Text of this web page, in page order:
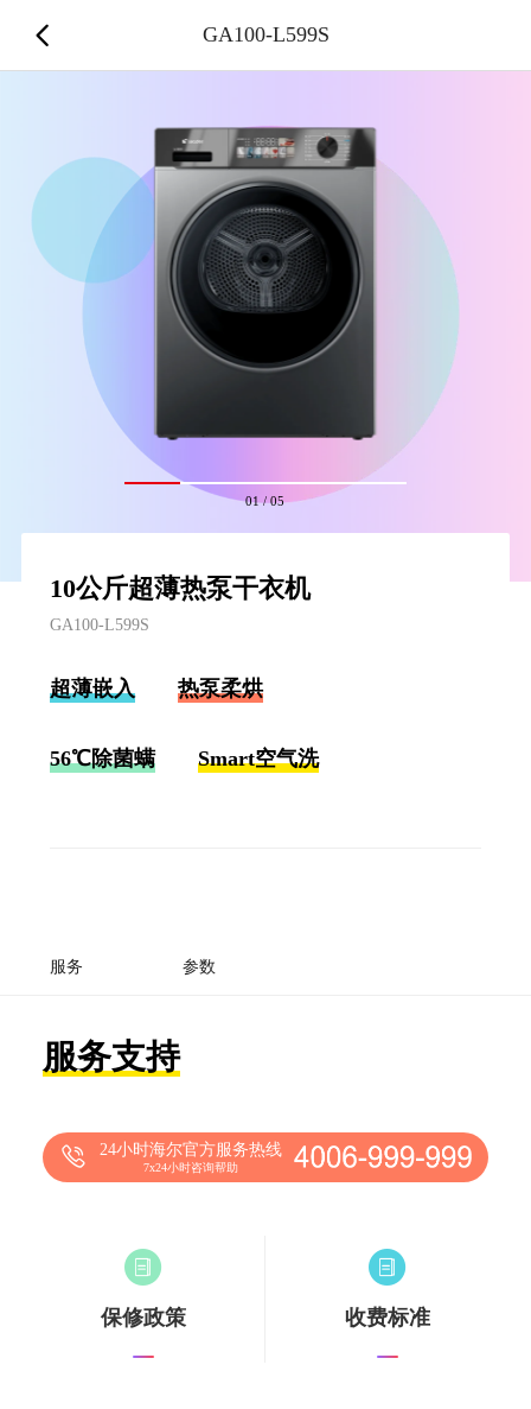
01/05
10公斤超薄热泵干衣机
GA100-L599S
超薄嵌入 热泵柔烘
56℃除菌螨 Smart空气洗
服务 参数
服务支持
24小时海尔官方服务热线
7x24小时咨询帮助
保修政策 收费标准
GA100-L599S